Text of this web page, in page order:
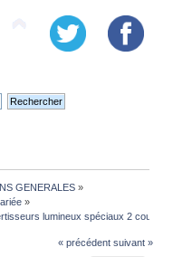
GENERALES»
»
lumineux spéciaux 2
« précédent suivant »